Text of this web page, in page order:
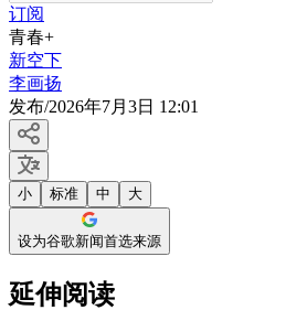
订阅
青春+
新空下
李画扬
发布/2026年7月3日 12:01
小 标准 中 大
设为谷歌新闻首选来源
延伸阅读